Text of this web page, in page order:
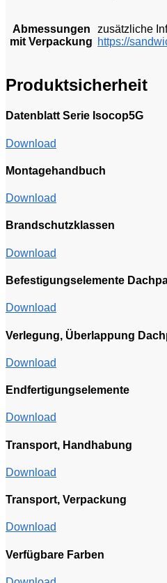
Abmessungen
mit Verpackung
zusätzliche
https://
Produktsicherheit
Datenblatt Serie Isocop5G
Download
Montagehandbuch
Download
Brandschutzklassen
Download
Befestigungselemente
Download
Verlegung, Überlappung
Download
Endfertigungselemente
Download
Transport, Handhabung
Download
Transport, Verpackung
Download
Verfügbare Farben